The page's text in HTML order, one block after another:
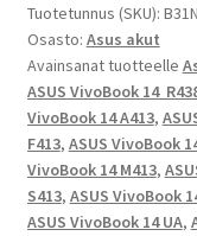
S433,
VivoBook
14
S4600,
VivoBook
14
X413,
VivoBook
Tuotetunnus (SKU):
Osasto: Asus akut
Avainsanat tuotteelle
ASUS VivoBook 14
VivoBook 14 A413,
F413, ASUS VivoBook
VivoBook 14 M413,
S413, ASUS VivoBook
ASUS VivoBook 14 UA,